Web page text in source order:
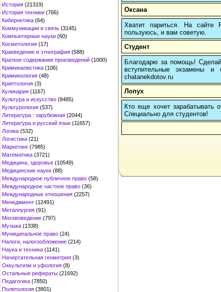
История (21319)
История техники (766)
Кибернетика (64)
Коммуникации и связь (3145)
Компьютерные науки (60)
Косметология (17)
Краеведение и этнография (588)
Краткое содержание произведений (1000)
Криминалистика (106)
Криминология (48)
Криптология (3)
Кулинария (1167)
Культура и искусство (8485)
Культурология (537)
Литература : зарубежная (2044)
Литература и русский язык (11657)
Логика (532)
Логистика (21)
Маркетинг (7985)
Математика (3721)
Медицина, здоровье (10549)
Медицинские науки (88)
Международное публичное право (58)
Международное частное право (36)
Международные отношения (2257)
Менеджмент (12491)
Металлургия (91)
Москвоведение (797)
Музыка (1338)
Муниципальное право (24)
Налоги, налогообложение (214)
Наука и техника (1141)
Начертательная геометрия (3)
Оккультизм и уфология (8)
Остальные рефераты (21692)
Педагогика (7850)
Политология (3801)
Оксана
Хватит париться. На
пользуюсь, и вам советую.
Студент
Благодарю за помощь! Сделай
вступительные экзамены
chatanekdotov.ru
Лопух
Кто еще хочет зарабатывать
Cпециально для студентов!